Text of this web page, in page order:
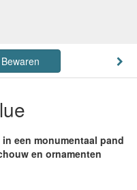
Bewaren
een monumentaal pand
en ornamenten